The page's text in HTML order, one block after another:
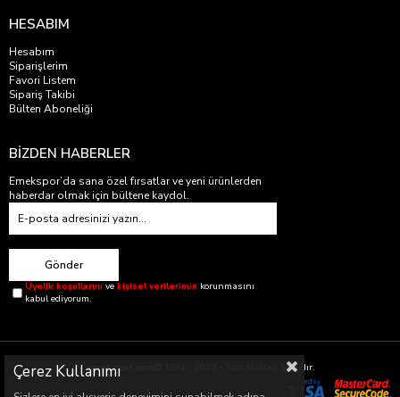
HESABIM
Hesabım
Siparişlerim
Favori Listem
Sipariş Takibi
Bülten Aboneliği
BİZDEN HABERLER
Emekspor’da sana özel fırsatlar ve yeni ürünlerden
haberdar olmak için bültene kaydol.
Gönder
Üyelik koşullarını ve kişisel verilerimin korunmasını
kabul ediyorum.
emekspor.com © 1992 - 2026 - Tüm Hakları Saklıdır.
Çerez Kullanımı